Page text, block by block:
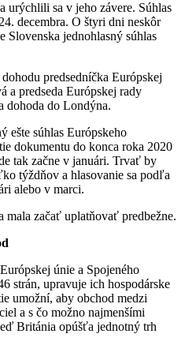
urýchlili sa v jeho závere. Súhlas
decembra. O štyri dni neskôr
Slovenska jednohlasný súhlas
predsedníčka Európskej
a predseda Európskej rady
dohoda do Londýna.
ešte súhlas Európskeho
dokumentu do konca roka 2020
tak začne v januári. Trvať by
týždňov a hlasovanie sa podľa
alebo v marci.
mala začať uplatňovať predbežne.
únie a Spojeného
strán, upravuje ich hospodárske
umožní, aby obchod medzi
a s čo možno najmenšími
Británia opúšťa jednotný trh